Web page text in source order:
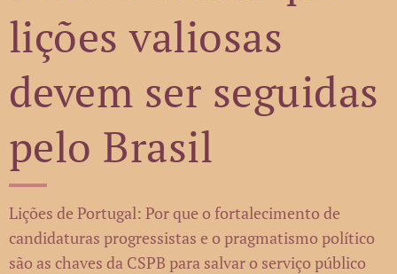
lições valiosas
devem ser seguidas
pelo Brasil
Lições de Portugal: Por que o fortalecimento de
candidaturas progressistas e o pragmatismo político
são as chaves da CSPB para salvar o serviço público